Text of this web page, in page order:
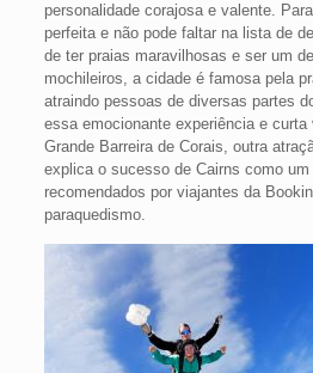
personalidade corajosa e valente.
perfeita e não pode faltar na lista de
de ter praias maravilhosas e ser um
mochileiros, a cidade é famosa pela
atraindo pessoas de diversas partes
essa emocionante experiência e
Grande Barreira de Corais, outra
explica o sucesso de Cairns como
recomendados por viajantes da
paraquedismo.